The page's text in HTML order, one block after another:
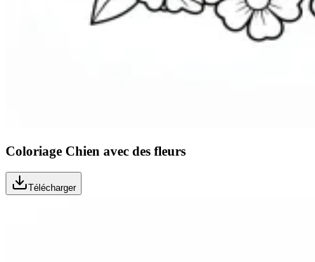
Coloriage Chien avec des fleurs
Télécharger